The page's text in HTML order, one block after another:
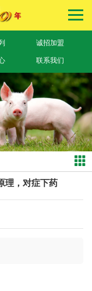
诚招加盟
联系我们
理，对症下药